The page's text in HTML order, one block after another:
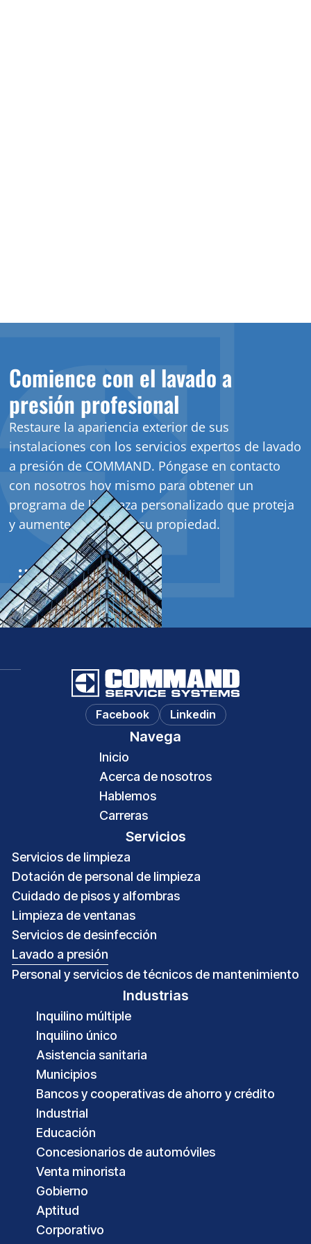
Comience con el lavado a
presión profesional
Restaure la apariencia exterior de sus
instalaciones con los servicios expertos de lavado
a presión de COMMAND. Póngase en contacto
con nosotros hoy mismo para obtener un
programa de limpieza personalizado que proteja
y aumente el valor de su propiedad.
Hablemos
Facebook Linkedin
Navega
Inicio
Acerca de nosotros
Hablemos
Carreras
Servicios
Servicios de limpieza
Dotación de personal de limpieza
Cuidado de pisos y alfombras
Limpieza de ventanas
Servicios de desinfección
Lavado a presión
Personal y servicios de técnicos de mantenimiento
Industrias
Inquilino múltiple
Inquilino único
Asistencia sanitaria
Municipios
Bancos y cooperativas de ahorro y crédito
Industrial
Educación
Concesionarios de automóviles
Venta minorista
Gobierno
Aptitud
Corporativo